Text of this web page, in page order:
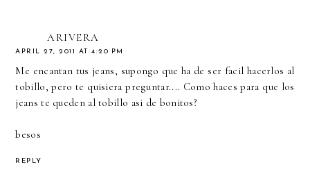
ARIVERA
APRIL 27, 2011 AT 4:20 PM
Me encantan tus jeans, supongo que ha de ser facil hacerlos al
tobillo, pero te quisiera preguntar.... Como haces para que los
jeans te queden al tobillo asi de bonitos?
besos
REPLY